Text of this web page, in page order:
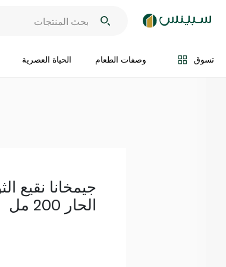
تسوق وصفات الطعام الحياة العصرية
اضف الى السلة
جيمخانا نقيع
الحار 200 مل